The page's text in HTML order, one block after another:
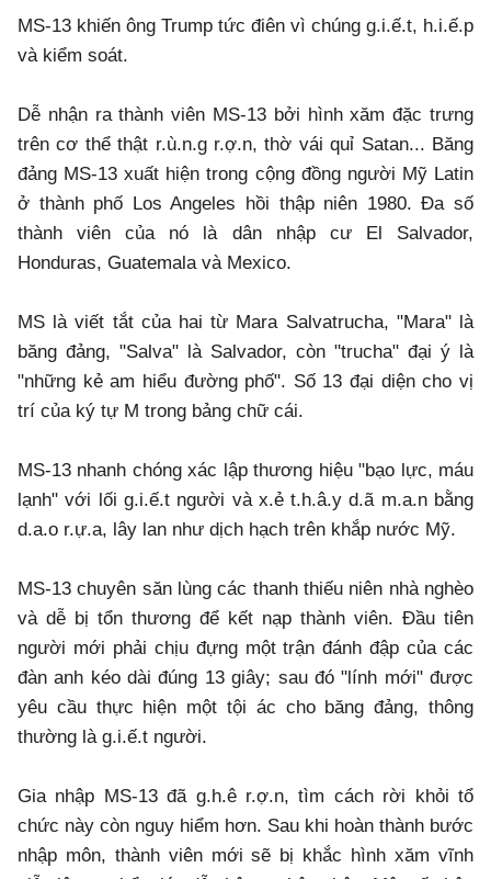
MS-13 khiến ông Trump tức điên vì chúng g.i.ế.t, h.i.ế.p
và kiểm soát.
Dễ nhận ra thành viên MS-13 bởi hình xăm đặc trưng
trên cơ thể thật r.ù.n.g r.ợ.n, thờ vái quỉ Satan... Băng
đảng MS-13 xuất hiện trong cộng đồng người Mỹ Latin
ở thành phố Los Angeles hồi thập niên 1980. Đa số
thành viên của nó là dân nhập cư El Salvador,
Honduras, Guatemala và Mexico.
MS là viết tắt của hai từ Mara Salvatrucha, "Mara" là
băng đảng, "Salva" là Salvador, còn "trucha" đại ý là
"những kẻ am hiểu đường phố". Số 13 đại diện cho vị
trí của ký tự M trong bảng chữ cái.
MS-13 nhanh chóng xác lập thương hiệu "bạo lực, máu
lạnh" với lối g.i.ế.t người và x.ẻ t.h.â.y d.ã m.a.n bằng
d.a.o r.ự.a, lây lan như dịch hạch trên khắp nước Mỹ.
MS-13 chuyên săn lùng các thanh thiếu niên nhà nghèo
và dễ bị tổn thương để kết nạp thành viên. Đầu tiên
người mới phải chịu đựng một trận đánh đập của các
đàn anh kéo dài đúng 13 giây; sau đó "lính mới" được
yêu cầu thực hiện một tội ác cho băng đảng, thông
thường là g.i.ế.t người.
Gia nhập MS-13 đã g.h.ê r.ợ.n, tìm cách rời khỏi tổ
chức này còn nguy hiểm hơn. Sau khi hoàn thành bước
nhập môn, thành viên mới sẽ bị khắc hình xăm vĩnh